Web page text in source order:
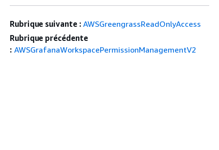
Rubrique suivante : AWSGreengrassReadOnlyAccess
Rubrique précédente
: AWSGrafanaWorkspacePermissionManagementV2